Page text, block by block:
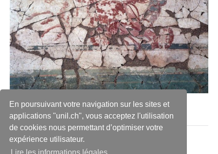
En poursuivant votre navigation sur les sites et
applications "unil.ch", vous acceptez l'utilisation
de cookies nous permettant d’optimiser votre
expérience utilisateur.
Connexion